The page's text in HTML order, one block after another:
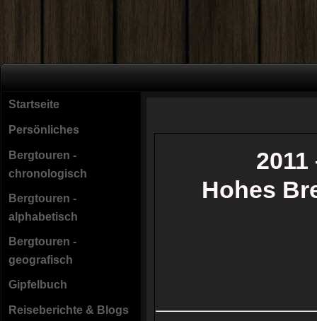
Startseite
Persönliches
Bergtouren -
chronologisch
Bergtouren -
alphabetisch
Bergtouren -
geografisch
Gipfelbuch
Reiseberichte & Blogs
Hohes